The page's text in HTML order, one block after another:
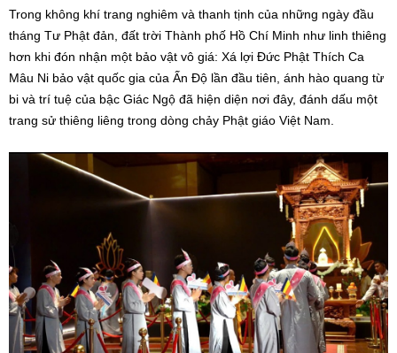
Trong không khí trang nghiêm và thanh tịnh của những ngày đầu
tháng Tư Phật đản, đất trời Thành phố Hồ Chí Minh như linh thiêng
hơn khi đón nhận một bảo vật vô giá: Xá lợi Đức Phật Thích Ca
Mâu Ni bảo vật quốc gia của Ấn Độ lần đầu tiên, ánh hào quang từ
bi và trí tuệ của bậc Giác Ngộ đã hiện diện nơi đây, đánh dấu một
trang sử thiêng liêng trong dòng chảy Phật giáo Việt Nam.